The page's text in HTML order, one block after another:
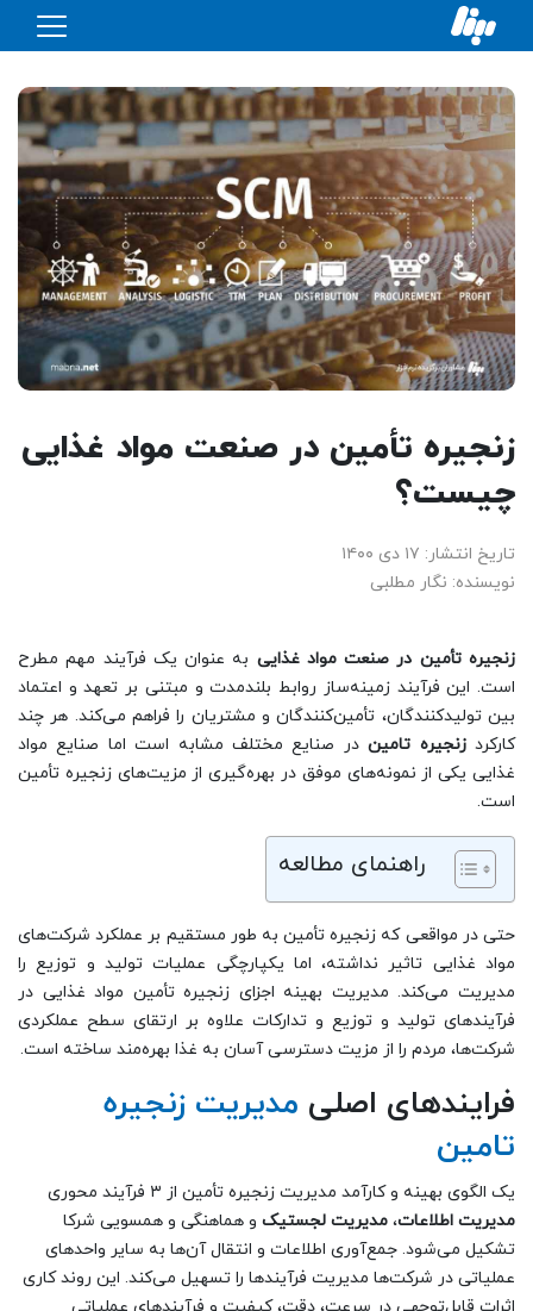
زنجیره تأمین در صنعت مواد غذایی
چیست؟
تاریخ انتشار: ۱۷ دی ۱۴۰۰
نویسنده: نگار مطلبی
زنجیره تأمین در صنعت مواد غذایی به عنوان یک فرآیند مهم مطرح
است. این فرآیند ‌زمینه‌ساز روابط بلندمدت و مبتنی بر تعهد و اعتماد
بین تولیدکنندگان، تأمین‌کنندگان و مشتریان را فراهم می‌کند. هر چند
کارکردزنجیره تامیندر صنایع مختلف مشابه است اما صنایع مواد
غذایی یکی از نمونه‌های موفق در بهره‌گیری از مزیت‌های زنجیره تأمین
است.
راهنمای مطالعه
حتی در مواقعی که زنجیره تأمین به طور مستقیم بر عملکرد شرکت‌های
مواد غذایی تاثیر نداشته، اما یکپارچگی عملیات تولید و توزیع را
مدیریت می‌کند. مدیریت بهینه اجزای زنجیره تأمین مواد غذایی در
فرآیندهای تولید و توزیع و تدارکات علاوه بر ارتقای سطح عملکردی
شرکت‌ها، مردم را از مزیت دسترسی آسان به غذا بهره‌مند ساخته است.
فرایندهای اصلی مدیریت زنجیره
تامین
یک الگوی بهینه و کارآمد مدیریت زنجیره تأمین از ۳ فرآیند محوری
مدیریت اطلاعات، مدیریت لجستیک و هماهنگی و همسویی شرکا
تشکیل می‌شود. جمع‌آوری اطلاعات و انتقال آن‌ها به سایر واحدهای
عملیاتی در شرکت‌ها مدیریت فرآیندها را تسهیل می‌کند. این روند کاری